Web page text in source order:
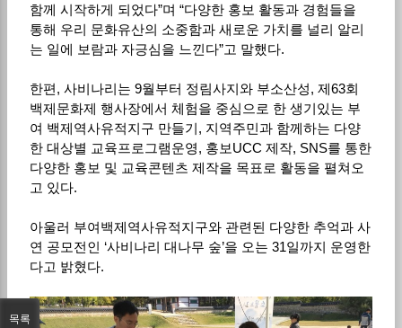
함께 시작하게 되었다”며 “다양한 홍보 활동과 경험들을
통해 우리 문화유산의 소중함과 새로운 가치를 널리 알리
는 일에 보람과 자긍심을 느낀다”고 말했다.
한편, 사비나리는 9월부터 정림사지와 부소산성, 제63회
백제문화제 행사장에서 체험을 중심으로 한 생기있는 부
여 백제역사유적지구 만들기, 지역주민과 함께하는 다양
한 대상별 교육프로그램운영, 홍보UCC 제작, SNS를 통한
다양한 홍보 및 교육콘텐츠 제작을 목표로 활동을 펼쳐오
고 있다.
아울러 부여백제역사유적지구와 관련된 다양한 추억과 사
연 공모전인 ‘사비나리 대나무 숲’을 오는 31일까지 운영한
다고 밝혔다.
목록